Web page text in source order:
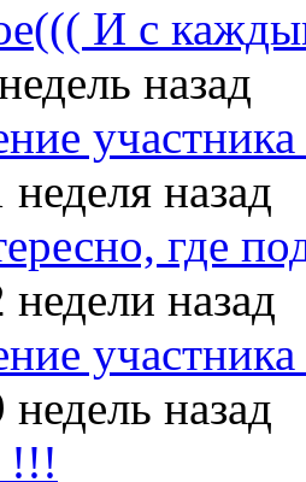
И с
назад
неделя назад
где
недели назад
недель назад
!!!